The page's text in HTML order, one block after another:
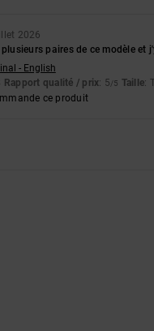
2026
paires de ce modèle et
- English
Rapport qualité / prix: 5/5 Taille:
ce produit